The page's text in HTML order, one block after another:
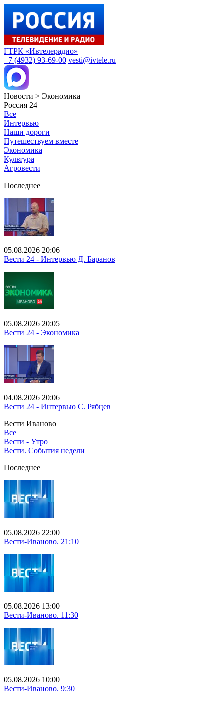
ГТРК «Ивтелерадио»
+7 (4932) 93-69-00 vesti@ivtele.ru
Новости > Экономика
Россия 24
Все
Интервью
Наши дороги
Путешествуем вместе
Экономика
Культура
Агровести
Последнее
05.08.2026 20:06
Вести 24 - Интервью Д. Баранов
05.08.2026 20:05
Вести 24 - Экономика
04.08.2026 20:06
Вести 24 - Интервью С. Рябцев
Вести Иваново
Все
Вести - Утро
Вести. События недели
Последнее
05.08.2026 22:00
Вести-Иваново. 21:10
05.08.2026 13:00
Вести-Иваново. 11:30
05.08.2026 10:00
Вести-Иваново. 9:30